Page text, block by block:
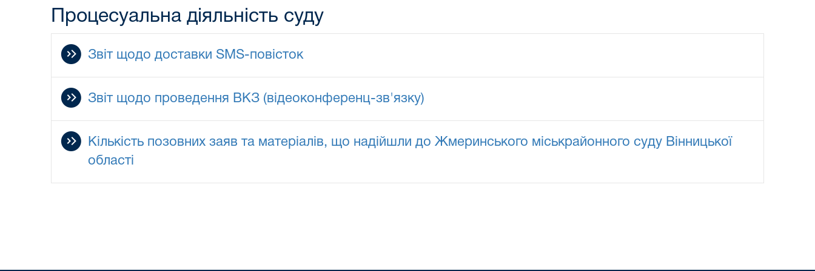
Процесуальна діяльність суду
Звіт щодо доставки SMS-повісток
Звіт щодо проведення ВКЗ (відеоконференц-зв'язку)
Кількість позовних заяв та матеріалів, що надійшли до Жмеринського міськрайонного суду Вінницької
області